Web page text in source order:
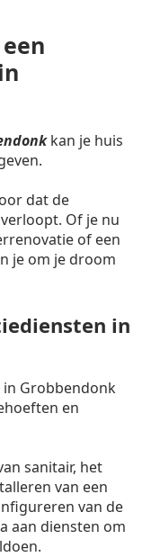
kan je huis
dat de
Of je nu
of een
je om je droom
in
in Grobbendonk
en
sanitair, het
van een
van de
aan diensten om